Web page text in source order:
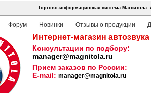
Торгово-информационная система
Форум Новинки Отзывы о продукции
Интернет-магазин
Консультации по подбору:
manager@magnitola.ru
Прием заказов по России:
E-mail: manager@magnitola.ru